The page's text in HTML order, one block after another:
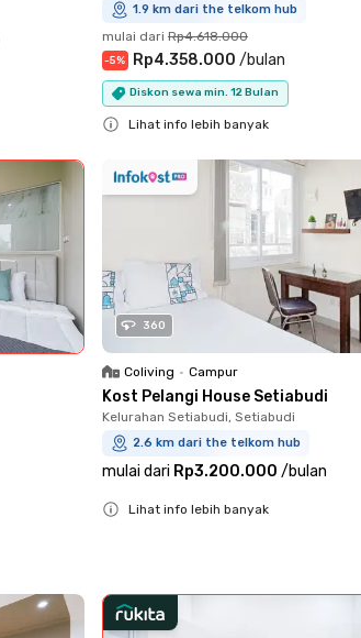
1.9 km dari the telkom hub
mulai dari Rp4.618.000
-5% Rp4.358.000 /bulan
Diskon sewa min. 12 Bulan
Lihat info lebih banyak
360
Coliving • Campur
Kost Pelangi House Setiabudi
Kelurahan Setiabudi, Setiabudi
2.6 km dari the telkom hub
mulai dari Rp3.200.000 /bulan
Lihat info lebih banyak